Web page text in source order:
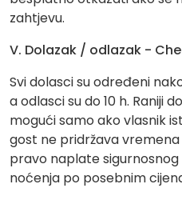
zahtjevu.
V. Dolazak / odlazak -
Svi dolasci su određeni
a odlasci su do 10 h. Raniji
mogući samo ako vlasnik
gost ne pridržava
pravo naplate
noćenja po posebnim